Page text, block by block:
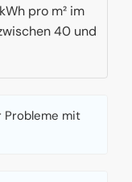
pro m² im
40 und
Probleme mit